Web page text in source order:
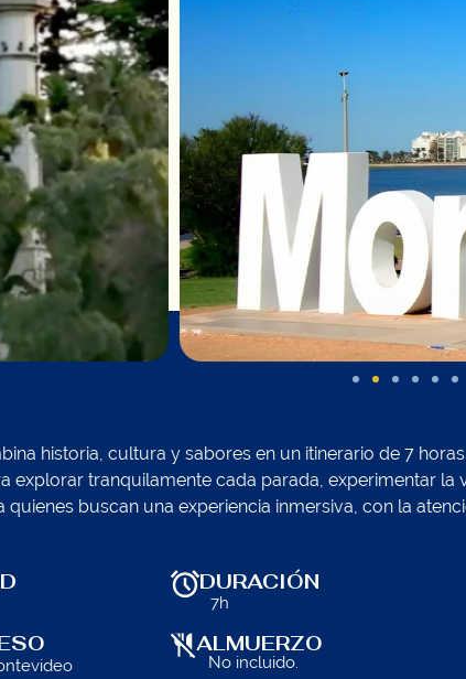
historia, cultura y sabores en un itinerario de 7
explorar tranquilamente cada parada, experimentar
buscan una experiencia inmersiva, con la
DURACIÓN
7h
ALMUERZO
No incluido.